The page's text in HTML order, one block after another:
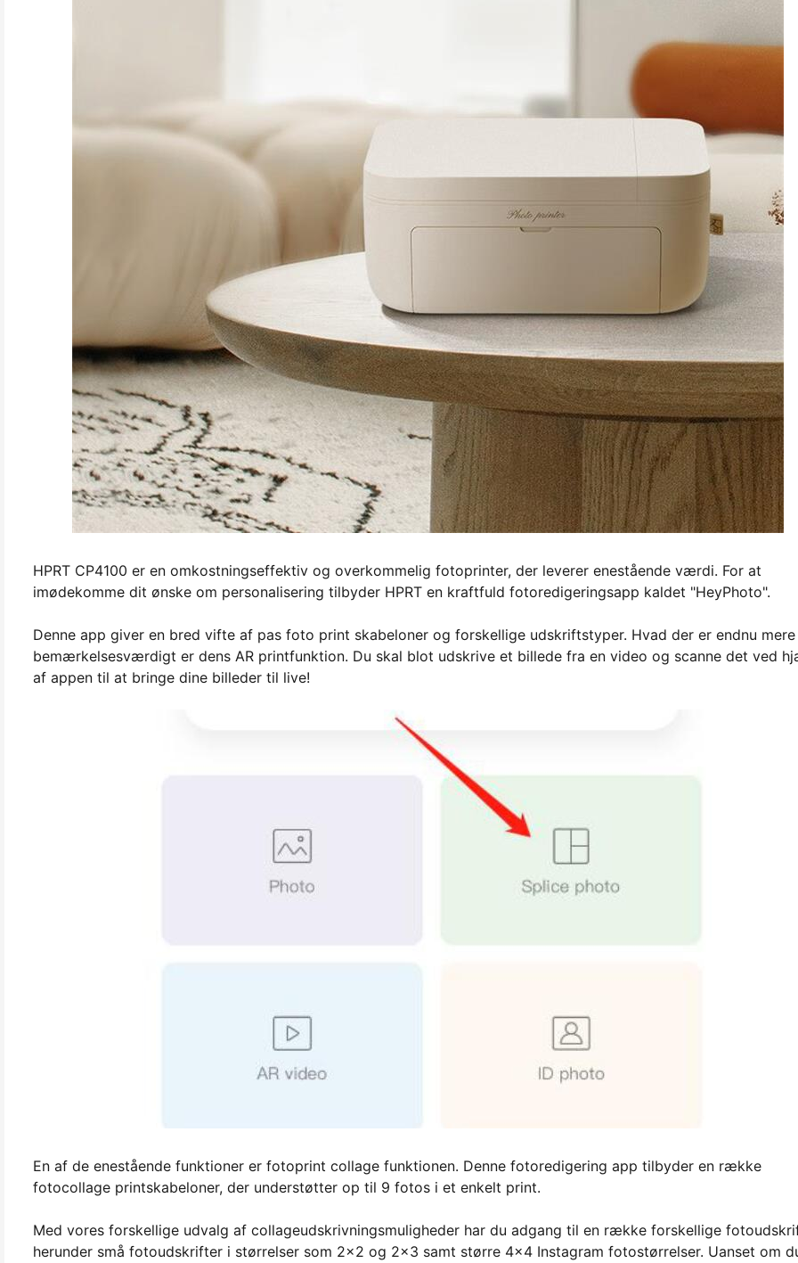
HPRT CP4100 er en omkostningseffektiv og overkommelig fotoprinter, der leverer enestående værdi. For at
imødekomme dit ønske om personalisering tilbyder HPRT en kraftfuld fotoredigeringsapp kaldet "HeyPhoto".
Denne app giver en bred vifte af pas foto print skabeloner og forskellige udskriftstyper. Hvad der er endnu mere
bemærkelsesværdigt er dens AR printfunktion. Du skal blot udskrive et billede fra en video og scanne det ved
af appen til at bringe dine billeder til live!
En af de enestående funktioner er fotoprint collage funktionen. Denne fotoredigering app tilbyder en række
fotocollage printskabeloner, der understøtter op til 9 fotos i et enkelt print.
Med vores forskellige udvalg af collageudskrivningsmuligheder har du adgang til en række forskellige
herunder små fotoudskrifter i størrelser som 2x2 og 2x3 samt større 4x4 Instagram fotostørrelser. Uanset om